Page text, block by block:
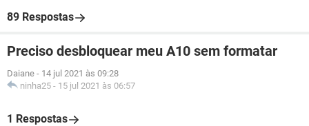
89 Respostas
Preciso desbloquear meu A10 sem formatar
Daiane - 14 jul 2021 às 09:28
ninha25 - 15 jul 2021 às 06:57
1 Respostas